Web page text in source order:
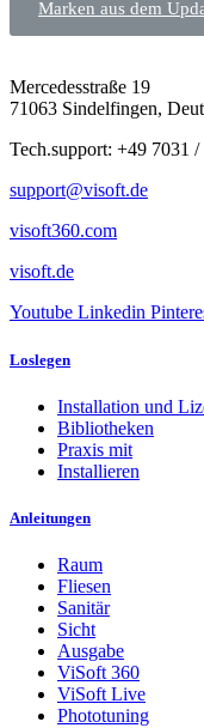
Marken aus dem
Mercedesstraße 19
71063 Sindelfingen,
Tech.support: +49 7031
support@visoft.de
visoft360.com
visoft.de
Youtube Linkedin
Loslegen
Installation und
Bibliotheken
Praxis mit
Installieren
Anleitungen
Raum
Fliesen
Sanitär
Sicht
Ausgabe
ViSoft 360
ViSoft Live
Phototuning